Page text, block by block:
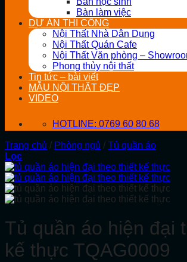
Bàn làm việc
DỰ ÁN THI CÔNG
Nội Thất Nhà Dân Dụng
Nội Thất Quán Cafe
Nội Thất Văn phòng –
Phong thủy nội thất
Tin tức – bài viết
MẪU NỘI THẤT ĐẸP
VIDEO
HOTLINE: 0769 60 80 68
Trang chủ / Phòng ngủ / Tủ quần áo
Lọc
Tủ quần áo hiện đại
kế thực TQAG0009